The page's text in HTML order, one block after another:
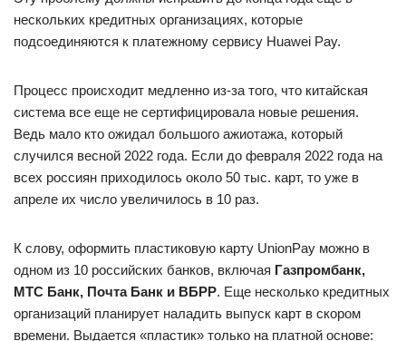
нескольких кредитных организациях, которые
подсоединяются к платежному сервису Huawei Pay.
Процесс происходит медленно из-за того, что китайская
система все еще не сертифицировала новые решения.
Ведь мало кто ожидал большого ажиотажа, который
случился весной 2022 года. Если до февраля 2022 года на
всех россиян приходилось около 50 тыс. карт, то уже в
апреле их число увеличилось в 10 раз.
К слову, оформить пластиковую карту UnionPay можно в
одном из 10 российских банков, включая Газпромбанк,
МТС Банк, Почта Банк и ВБРР. Еще несколько кредитных
организаций планирует наладить выпуск карт в скором
времени. Выдается «пластик» только на платной основе: